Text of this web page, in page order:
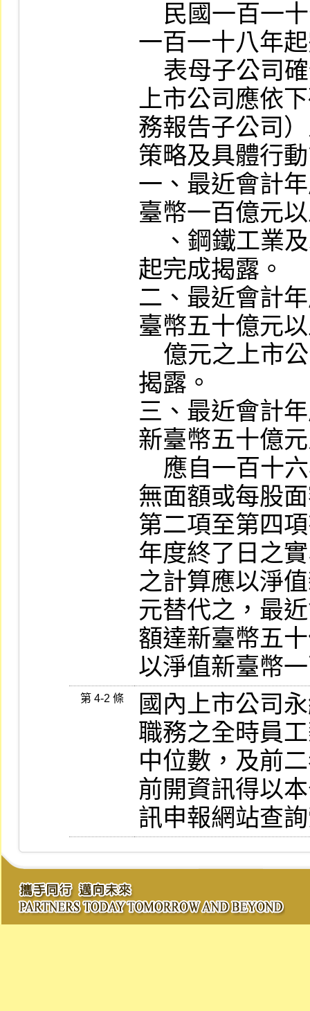
一百一十八年
上市公司應依
務報告子公司
策略及具體行
一、最近會計
臺幣一百億元
起完成揭露。
二、最近會計
臺幣五十億元
揭露。
三、最近會計
新臺幣五十億
無面額或每股
第二項至第四
年度終了日之
之計算應以淨
元替代之，最
額達新臺幣五
以淨值新臺幣
第 4-2 條
國內上市公司
職務之全時員
中位數，及前
前開資訊得以
訊申報網站查